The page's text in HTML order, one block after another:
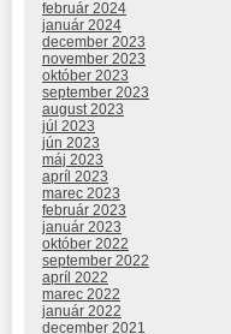
február 2024
január 2024
december 2023
november 2023
október 2023
september 2023
august 2023
júl 2023
jún 2023
máj 2023
apríl 2023
marec 2023
február 2023
január 2023
október 2022
september 2022
apríl 2022
marec 2022
január 2022
december 2021